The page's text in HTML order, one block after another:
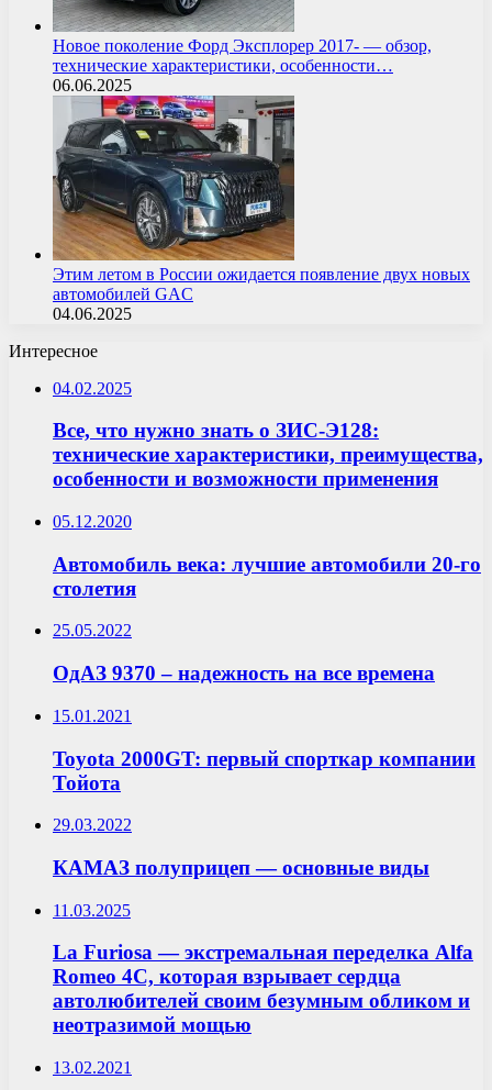
Новое поколение Форд Эксплорер 2017- — обзор,
технические характеристики, особенности…
06.06.2025
Этим летом в России ожидается появление двух новых
автомобилей GAC
04.06.2025
Интересное
04.02.2025
Все, что нужно знать о ЗИС-Э128:
технические характеристики, преимущества,
особенности и возможности применения
05.12.2020
Автомобиль века: лучшие автомобили 20-го
столетия
25.05.2022
ОдАЗ 9370 – надежность на все времена
15.01.2021
Toyota 2000GT: первый спорткар компании
Тойота
29.03.2022
КАМАЗ полуприцеп — основные виды
11.03.2025
La Furiosa — экстремальная переделка Alfa
Romeo 4C, которая взрывает сердца
автолюбителей своим безумным обликом и
неотразимой мощью
13.02.2021